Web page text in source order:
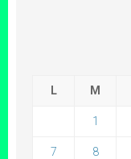
L M
1
7 8